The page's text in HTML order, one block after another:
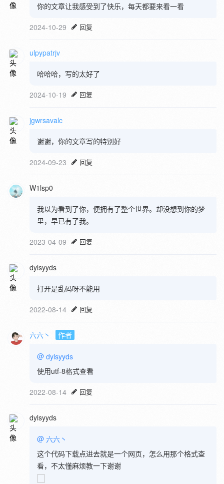
你的文章让我感受到了快乐，每天都要来看一看
2024-10-29 回复
ulpypatrjv
哈哈哈，写的太好了
2024-10-19 回复
jgwrsavalc
谢谢，你的文章写的特别好
2024-09-23 回复
W1lsp0
我以为看到了你，便拥有了整个世界。却没想到你的梦
里，早已有了我。
2023-04-09 回复
dylsyyds
打开是乱码呀不能用
2022-08-14 回复
六六丶 作者
@ dylsyyds
使用utf-8格式查看
2022-08-14 回复
dylsyyds
@ 六六丶
这个代码下载点进去就是一个网页，怎么用那个格式查
看，不太懂麻烦教一下谢谢